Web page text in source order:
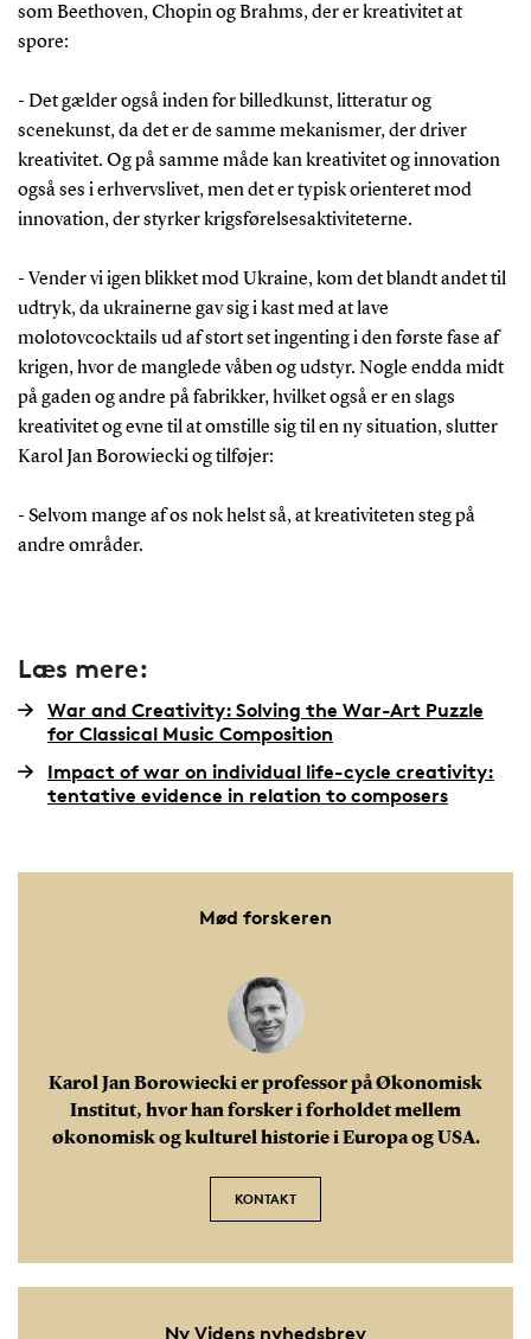
som Beethoven, Chopin og Brahms, der er kreativitet at
spore:
- Det gælder også inden for billedkunst, litteratur og
scenekunst, da det er de samme mekanismer, der driver
kreativitet. Og på samme måde kan kreativitet og innovation
også ses i erhvervslivet, men det er typisk orienteret mod
innovation, der styrker krigsførelsesaktiviteterne.
- Vender vi igen blikket mod Ukraine, kom det blandt andet til
udtryk, da ukrainerne gav sig i kast med at lave
molotovcocktails ud af stort set ingenting i den første fase af
krigen, hvor de manglede våben og udstyr. Nogle endda midt
på gaden og andre på fabrikker, hvilket også er en slags
kreativitet og evne til at omstille sig til en ny situation, slutter
Karol Jan Borowiecki og tilføjer:
- Selvom mange af os nok helst så, at kreativiteten steg på
andre områder.
Læs mere:
War and Creativity: Solving the War-Art Puzzle
for Classical Music Composition
Impact of war on individual life-cycle creativity:
tentative evidence in relation to composers
Mød forskeren
Karol Jan Borowiecki er professor på Økonomisk
Institut, hvor han forsker i forholdet mellem
økonomisk og kulturel historie i Europa og USA.
KONTAKT
Ny Videns nyhedsbrev